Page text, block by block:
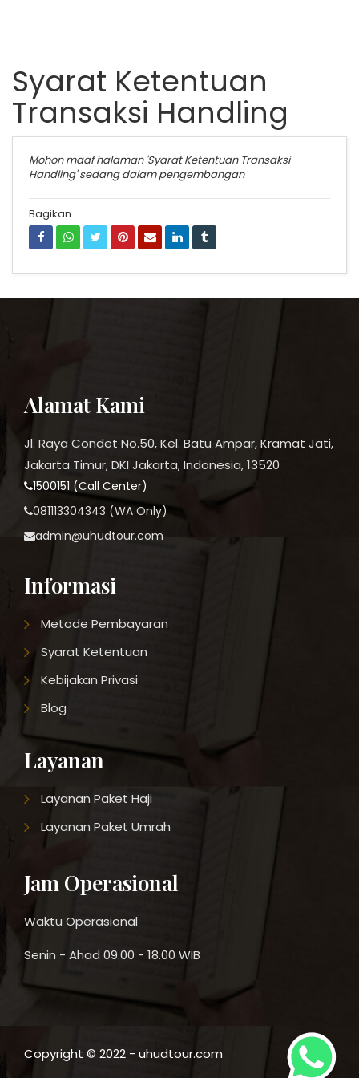
Syarat Ketentuan
Transaksi Handling
Mohon maaf halaman 'Syarat Ketentuan Transaksi
Handling' sedang dalam pengembangan
Bagikan :
Alamat Kami
Jl. Raya Condet No.50, Kel. Batu Ampar, Kramat Jati,
Jakarta Timur, DKI Jakarta, Indonesia, 13520
1500151 (Call Center)
081113304343 (WA Only)
admin@uhudtour.com
Informasi
Metode Pembayaran
Syarat Ketentuan
Kebijakan Privasi
Blog
Layanan
Layanan Paket Haji
Layanan Paket Umrah
Jam Operasional
Waktu Operasional
Senin - Ahad 09.00 - 18.00 WIB
Copyright © 2022 - uhudtour.com